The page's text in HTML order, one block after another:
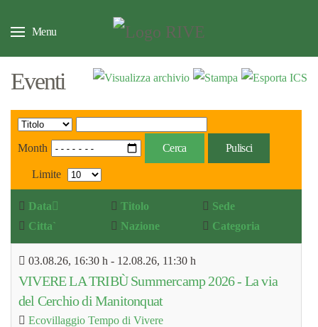
Menu
Eventi
Month Cerca Pulisci
Limite
Data Titolo
Sede
Citta`
Nazione Categoria
03.08.26, 16:30 h - 12.08.26, 11:30 h
VIVERE LA TRIBÙ Summercamp 2026 - La via
del Cerchio di Manitonquat
Ecovillaggio Tempo di Vivere